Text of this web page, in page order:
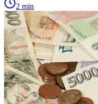
2 min